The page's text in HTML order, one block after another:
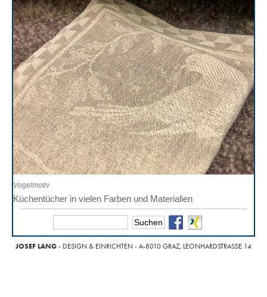
Vogelmotiv
Küchentücher in vielen Farben und Materialien
JOSEF LANG- DESIGN & EINRICHTEN - A-8010 GRAZ, LEONHARDSTRASSE 14